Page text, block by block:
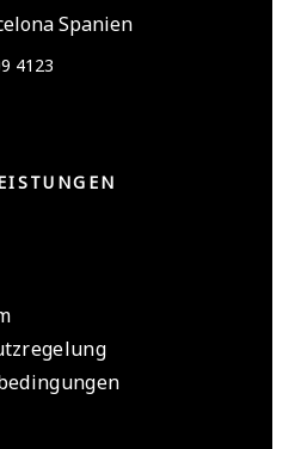
Spanien
4123